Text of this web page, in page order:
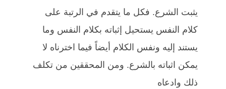
يثبت الشرع. فكل ما يتقدم في الرتبة على
كلام النفس يستحيل إثباته بكلام النفس وما
يستند إليه ونفس الكلام أيضاً فيما اخترناه لا
يمكن اثباته بالشرع. ومن المحققين من تكلف
ذلك وادعاه